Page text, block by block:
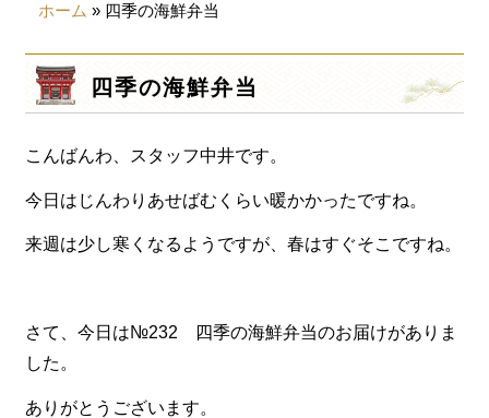
価格から選ぶ
~999円
1,000~1,999円
2,000~2,999円
3,000~3999円
8,000円~
食材から選ぶ
お肉メイン弁当
ホーム » 四季の海鮮弁当
四季の海鮮弁当
こんばんわ、スタッフ中井です。
今日はじんわりあせばむくらい暖かかったですね。
来週は少し寒くなるようですが、春はすぐそこですね。
さて、今日は№232 四季の海鮮弁当のお届けがありま
した。
ありがとうございます。